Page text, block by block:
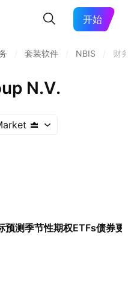
开始
套装软件 NBIS 财
N.V.
预测季节性期权ETFs债券更